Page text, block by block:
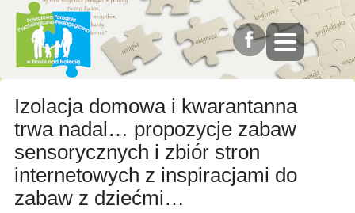
Izolacja domowa i kwarantanna
trwa nadal… propozycje zabaw
sensorycznych i zbiór stron
internetowych z inspiracjami do
zabaw z dziećmi…